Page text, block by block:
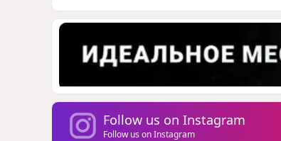
Follow us on Instagram
Follow us on Instagram